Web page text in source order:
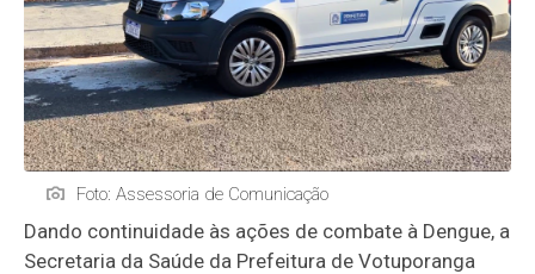
Foto: Assessoria de Comunicação
Dando continuidade às ações de combate à Dengue, a
Secretaria da Saúde da Prefeitura de Votuporanga